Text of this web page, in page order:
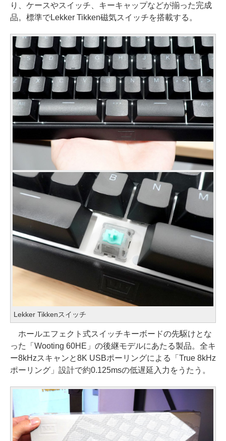
り、ケースやスイッチ、キーキャップなどが揃った完成
品。標準でLekker Tikken磁気スイッチを搭載する。
Lekker Tikkenスイッチ
ホールエフェクト式スイッチキーボードの先駆けとな
った「Wooting 60HE」の後継モデルにあたる製品。全キ
ー8kHzスキャンと8K USBポーリングによる「True 8kHz
ポーリング」設計で約0.125msの低遅延入力をうたう。